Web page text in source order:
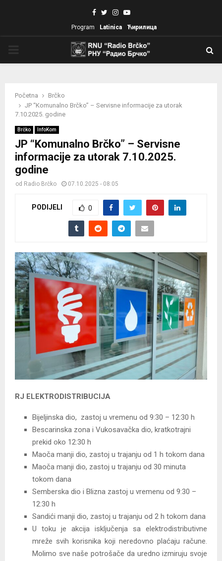
Facebook
TwitterInstagram
Youtube
Program Latinica Ћирилица
Početna
Brčko
JP “Komunalno Brčko” – Servisne informacije za utorak
7.10.2025. godine
Brčko InfoKom
JP “Komunalno Brčko” – Servisne
informacije za utorak 7.10.2025.
godine
od Radio Brčko 07.10.2025 - 08:05
PODIJELI 0
RJ ELEKTRODISTRIBUCIJA
Bijeljinska dio, zastoj u vremenu od 9:30 – 12:30 h
Bescarinska zona i Vukosavačka dio, kratkotrajni
prekid oko 12:30 h
Maoča manji dio, zastoj u trajanju od 1 h tokom dana
Maoča manji dio, zastoj u trajanju od 30 minuta
tokom dana
Semberska dio i Blizna zastoj u vremenu od 9:30 –
12:30 h
Sandići manji dio, zastoj u trajanju od 2 h tokom dana
U toku je akcija isključenja sa elektrodistributivne
mreže svih korisnika koji neredovno plaćaju račune.
Molimo sve naše potrošače da uredno izmiruju svoje